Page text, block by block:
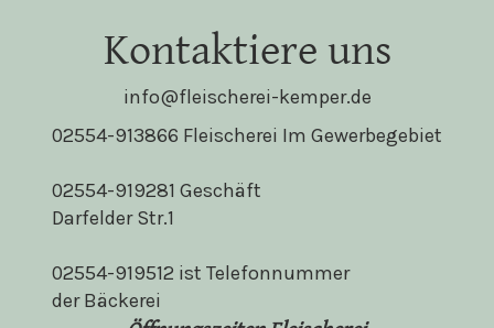
Kontaktiere uns
info@fleischerei-kemper.de
02554-913866 Fleischerei Im Gewerbegebiet
02554-919281 Geschäft
Darfelder Str.1
02554-919512 ist Telefonnummer
der Bäckerei